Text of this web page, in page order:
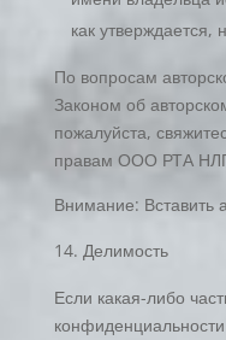
как утверждается,
По вопросам
Законом об
пожалуйста,
правам ООО РТА
Внимание: Вставить
Делимость
Если какая-либо